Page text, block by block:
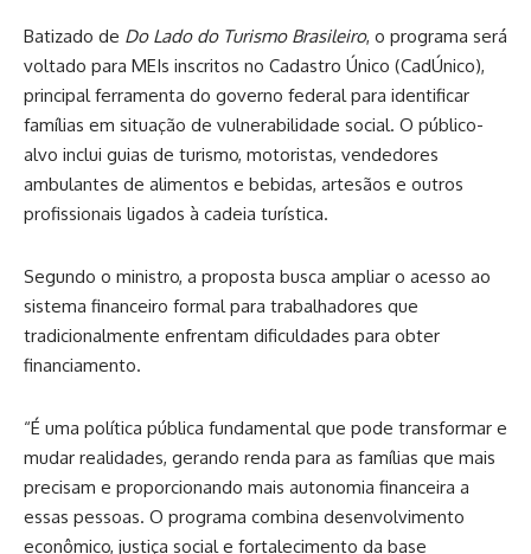
Batizado de Do Lado do Turismo Brasileiro, o programa será
voltado para MEIs inscritos no Cadastro Único (CadÚnico),
principal ferramenta do governo federal para identificar
famílias em situação de vulnerabilidade social. O público-
alvo inclui guias de turismo, motoristas, vendedores
ambulantes de alimentos e bebidas, artesãos e outros
profissionais ligados à cadeia turística.
Segundo o ministro, a proposta busca ampliar o acesso ao
sistema financeiro formal para trabalhadores que
tradicionalmente enfrentam dificuldades para obter
financiamento.
“É uma política pública fundamental que pode transformar e
mudar realidades, gerando renda para as famílias que mais
precisam e proporcionando mais autonomia financeira a
essas pessoas. O programa combina desenvolvimento
econômico, justiça social e fortalecimento da base